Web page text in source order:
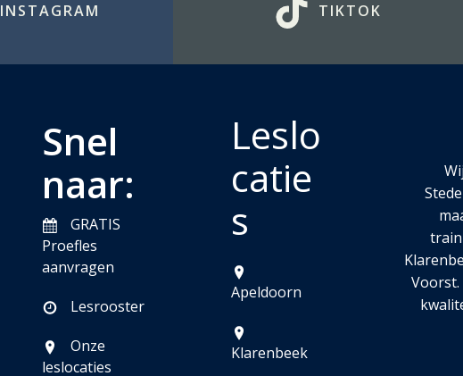
INSTAGRAM TIKTOK
Snel
naar:
GRATIS
Proefles
aanvragen
Lesrooster
Onze
leslocaties
Leslo
catie
s
Apeldoorn
Klarenbeek
Voorst.